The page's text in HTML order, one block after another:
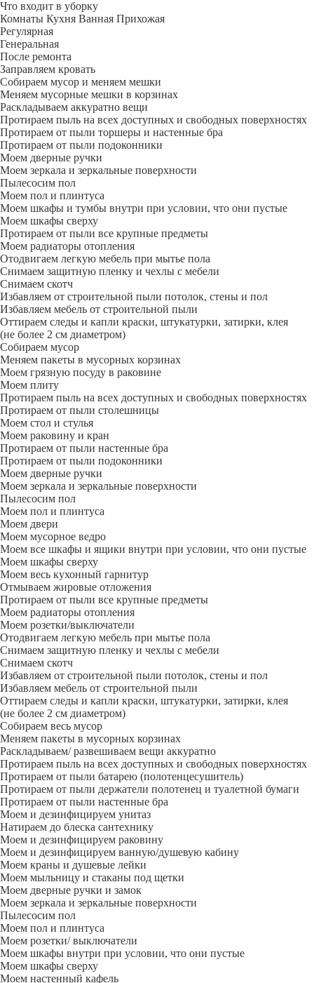
Что входит в уборку
Регу­лярная
Гене­ральная
После ремонта
Заправляем кровать
Собираем мусор и меняем мешки
Меняем мусорные мешки в корзинах
Раскладываем аккуратно вещи
Протираем пыль на всех доступных и свободных поверхностях
Протираем от пыли торшеры и настенные бра
Протираем от пыли подоконники
Моем дверные ручки
Моем зеркала и зеркальные поверхности
Пылесосим пол
Моем пол и плинтуса
Моем шкафы и тумбы внутри при условии, что они пустые
Моем шкафы сверху
Протираем от пыли все крупные предметы
Моем радиаторы отопления
Отодвигаем легкую мебель при мытье пола
Снимаем защитную пленку и чехлы с мебели
Снимаем скотч
Избавляем от строительной пыли потолок, стены и пол
Избавляем мебель от строительной пыли
Оттираем следы и капли краски, штукатурки, затирки, клея
(не более 2 см диаметром)
Собираем мусор
Меняем пакеты в мусорных корзинах
Моем грязную посуду в раковине
Моем плиту
Протираем пыль на всех доступных и свободных поверхностях
Протираем от пыли столешницы
Моем стол и стулья
Моем раковину и кран
Протираем от пыли настенные бра
Протираем от пыли подоконники
Моем дверные ручки
Моем зеркала и зеркальные поверхности
Пылесосим пол
Моем пол и плинтуса
Моем двери
Моем мусорное ведро
Моем все шкафы и ящики внутри при условии, что они пустые
Моем шкафы сверху
Моем весь кухонный гарнитур
Отмываем жировые отложения
Протираем от пыли все крупные предметы
Моем радиаторы отопления
Моем розетки/выключатели
Отодвигаем легкую мебель при мытье пола
Снимаем защитную пленку и чехлы с мебели
Снимаем скотч
Избавляем от строительной пыли потолок, стены и пол
Избавляем мебель от строительной пыли
Оттираем следы и капли краски, штукатурки, затирки, клея
(не более 2 см диаметром)
Собираем весь мусор
Меняем пакеты в мусорных корзинах
Раскладываем/ развешиваем вещи аккуратно
Протираем пыль на всех доступных и свободных поверхностях
Протираем от пыли батарею (полотенцесушитель)
Протираем от пыли держатели полотенец и туалетной бумаги
Протираем от пыли настенные бра
Моем и дезинфицируем унитаз
Натираем до блеска сантехнику
Моем и дезинфицируем раковину
Моем и дезинфицируем ванную/душевую кабину
Моем краны и душевые лейки
Моем мыльницу и стаканы под щетки
Моем дверные ручки и замок
Моем зеркала и зеркальные поверхности
Пылесосим пол
Моем пол и плинтуса
Моем розетки/ выключатели
Моем шкафы внутри при условии, что они пустые
Моем шкафы сверху
Моем настенный кафель